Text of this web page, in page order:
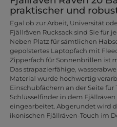
praktischer und
Egal ob zur Arbeit, Universität
Fjällräven Rucksack sind Sie für
Neben Platz für sämtlichen
gepolstertes Laptopfach mit
Zipperfach für Sonnenbrillen ist
Das strapazierfähige,
Material wurde hochwertig
Einschubfächern an der Seite für
Schlüsselfinder in dem Fjällräven
eingearbeitet. Abgerundet wird
ikonischen Fjällräven-Touch im